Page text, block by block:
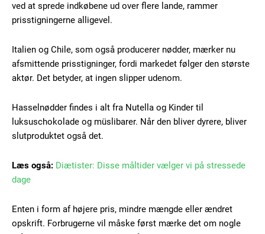
Free limited access
Gratis
Etiam est nibh, lobortis sit
Orci varius natoque dolor
ved at sprede indkøbene ud over flere lande, rammer
prisstigningerne alligevel.
Italien og Chile, som også producerer nødder, mærker nu
afsmittende prisstigninger, fordi markedet følger den største
aktør. Det betyder, at ingen slipper udenom.
Hasselnødder findes i alt fra Nutella og Kinder til
luksuschokolade og müslibarer. Når den bliver dyrere, bliver
slutproduktet også det.
Læs også: Diætister: Disse måltider vælger vi på stressede
dage
Enten i form af højere pris, mindre mængde eller ændret
opskrift. Forbrugerne vil måske først mærke det om nogle